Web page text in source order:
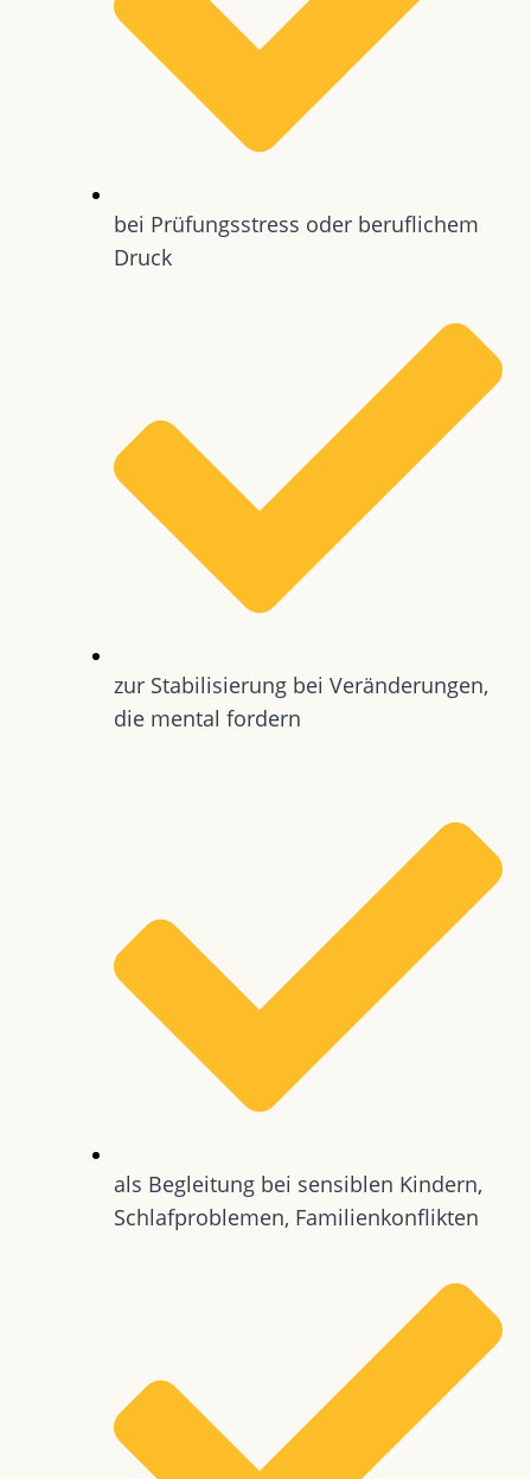
bei Prüfungsstress oder beruflichem
Druck
zur Stabilisierung bei Veränderungen,
die mental fordern
als Begleitung bei sensiblen Kindern,
Schlafproblemen, Familienkonflikten